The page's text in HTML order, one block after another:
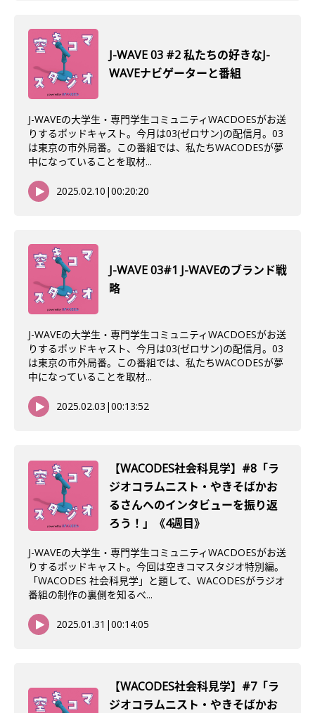
J-WAVE 03 #2 私たちの好きなJ-
WAVEナビゲーターと番組
J-WAVEの大学生・専門学生コミュニティWACDOESがお送
りするポッドキャスト。今月は03(ゼロサン)の配信月。03
は東京の市外局番。この番組では、私たちWACODESが夢
中になっていることを取材...
2025.02.10 |00:20:20
J-WAVE 03#1 J-WAVEのブランド戦
略
J-WAVEの大学生・専門学生コミュニティWACDOESがお送
りするポッドキャスト、今月は03(ゼロサン)の配信月。03
は東京の市外局番。この番組では、私たちWACODESが夢
中になっていることを取材...
2025.02.03 |00:13:52
【WACODES社会科見学】#8「ラ
ジオコラムニスト・やきそばかお
るさんへのインタビューを振り返
ろう！」《4週目》
J-WAVEの大学生・専門学生コミュニティWACDOESがお送
りするポッドキャスト。今回は空きコマスタジオ特別編。
「WACODES 社会科見学」と題して、WACODESがラジオ
番組の制作の裏側を知るべ...
2025.01.31 |00:14:05
【WACODES社会科見学】#7「ラ
ジオコラムニスト・やきそばかお